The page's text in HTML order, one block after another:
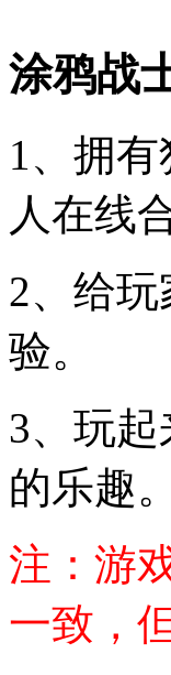
涂鸦战
1、拥
人在线
2、给
验。
3、玩
的乐趣。
注：游
一致，